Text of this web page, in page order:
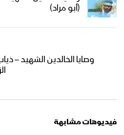
(أبو مراد)
وصايا الخالدين الشهيد –
فيديوهات مشابهة